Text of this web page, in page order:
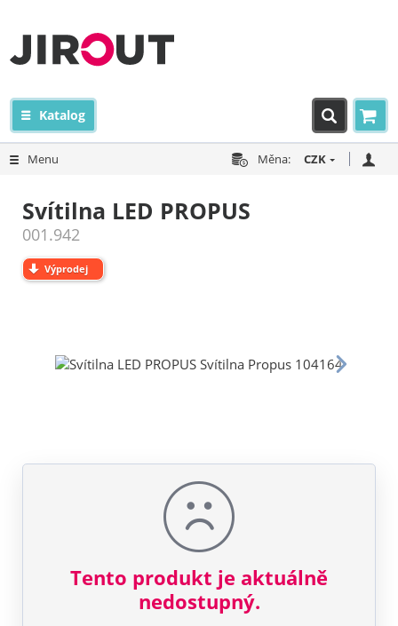
Katalog
Menu Měna: CZK
Svítilna LED PROPUS
001.942
Výprodej
Tento produkt je aktuálně
nedostupný.